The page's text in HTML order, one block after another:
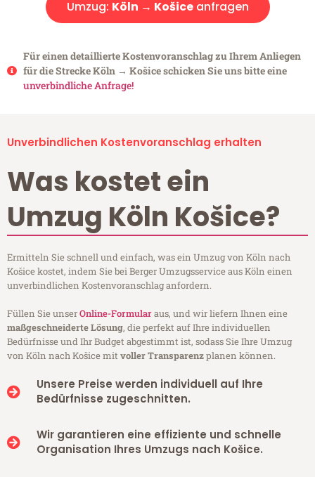
Umzug: Köln → Košiceanfragen
Für einen detaillierte Kostenvoranschlag zu Ihrem Anliegen
für die Strecke Köln → Košice schicken Sie uns bitte eine
unverbindliche Anfrage!
Unverbindlichen Kostenvoranschlag erhalten
Was kostet ein
Umzug Köln Košice?
Ermitteln Sie schnell und einfach, was ein Umzug von Köln nach
Košice kostet, indem Sie bei Berger Umzugsservice aus Köln einen
unverbindlichen Kostenvoranschlag anfordern.
Füllen Sie unserOnline-Formularaus, und wir liefern Ihnen eine
maßgeschneiderte Lösung, die perfekt auf Ihre individuellen
Bedürfnisse und Ihr Budget abgestimmt ist, sodass Sie Ihre Umzug
von Köln nach Košice mitvoller Transparenzplanen können.
Unsere Preise werden individuell auf Ihre
Bedürfnisse zugeschnitten.
Wir garantieren eine effiziente und schnelle
Organisation Ihres Umzugs nach Košice.